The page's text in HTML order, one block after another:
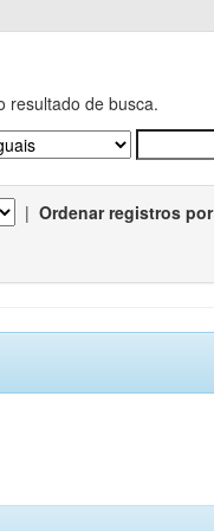
resultado de busca.
| Ordenar registros por